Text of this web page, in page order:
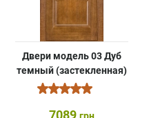
Двери модель 03 Дуб
темный (застекленная)
7089